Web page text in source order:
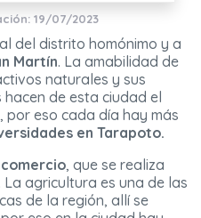
19/07/2023
del distrito homónimo y a
Martín. La amabilidad de
naturales y sus
de esta ciudad el
por eso cada día hay más
en Tarapoto.
, que se realiza
agricultura es una de las
de la región, allí se